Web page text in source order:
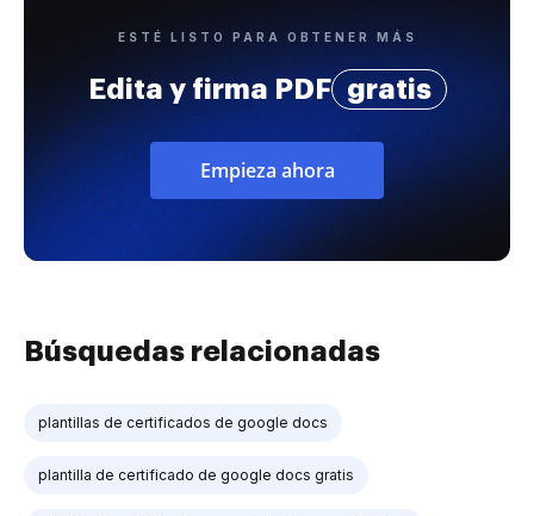
ESTÉ LISTO PARA OBTENER MÁS
Edita y firma PDF gratis
Empieza ahora
Búsquedas relacionadas
plantillas de certificados de google docs
plantilla de certificado de google docs gratis